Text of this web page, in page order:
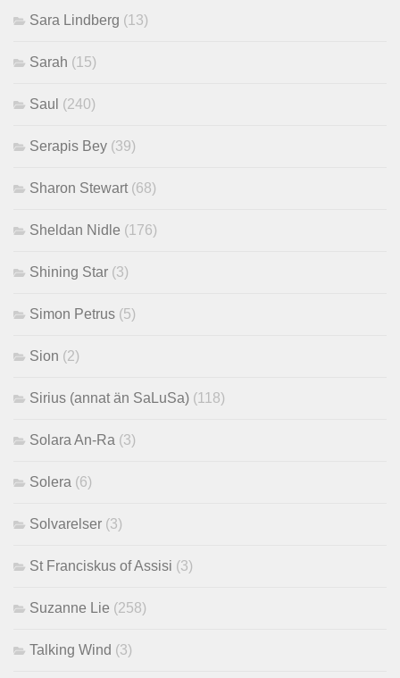
Sara Lindberg (13)
Sarah (15)
Saul (240)
Serapis Bey (39)
Sharon Stewart (68)
Sheldan Nidle (176)
Shining Star (3)
Simon Petrus (5)
Sion (2)
Sirius (annat än SaLuSa) (118)
Solara An-Ra (3)
Solera (6)
Solvarelser (3)
St Franciskus of Assisi (3)
Suzanne Lie (258)
Talking Wind (3)